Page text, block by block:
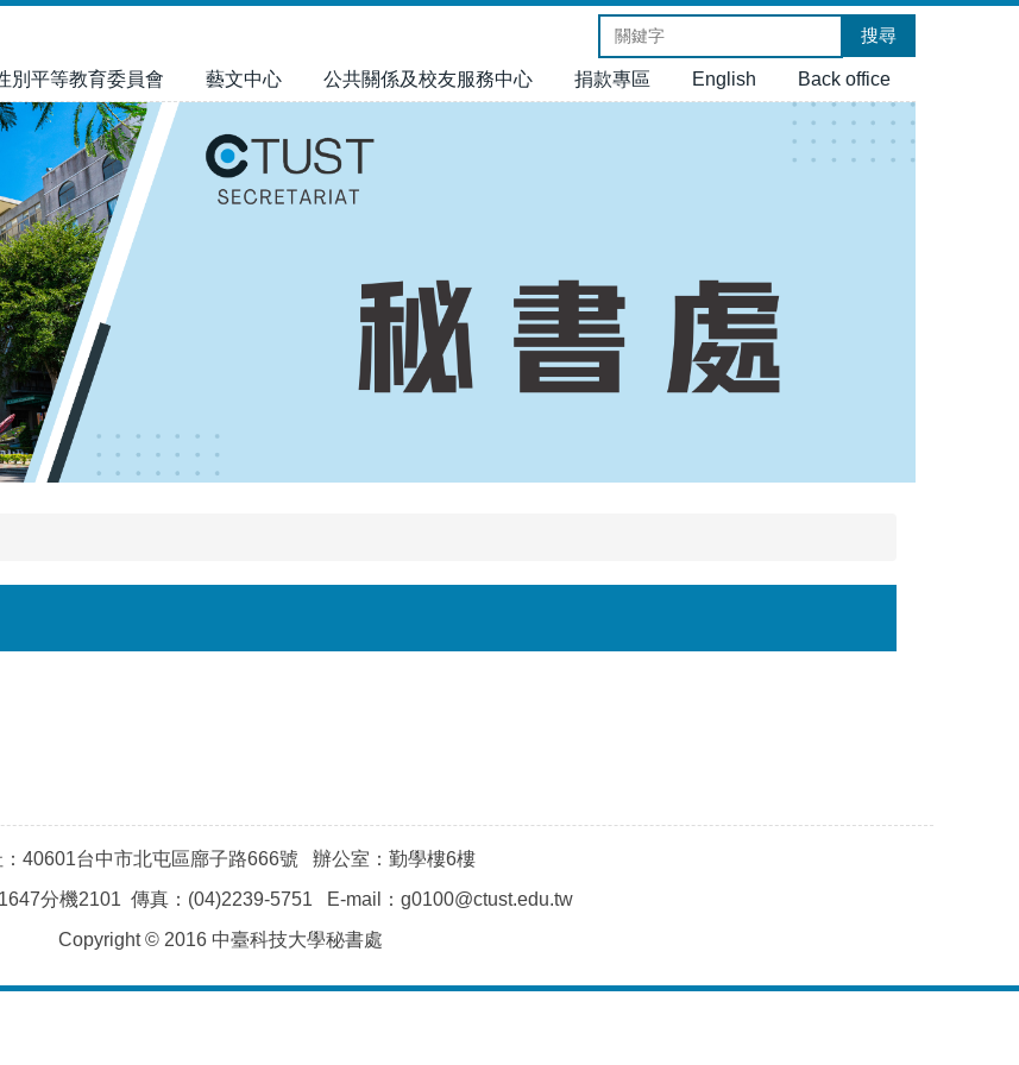
搜尋
別平等教育委員會 藝文中心 公共關係及校友服務中心 捐款專區 English Back office
：40601台中市北屯區廍子路666號 辦公室：勤學樓6樓
分機2101 傳真：(04)2239-5751 E-mail：g0100@ctust.edu.tw
Copyright © 2016 中臺科技大學秘書處